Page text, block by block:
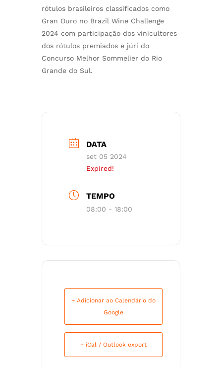
rótulos brasileiros classificados como
Gran Ouro no Brazil Wine Challenge
2024 com participação dos vinicultores
dos rótulos premiados e júri do
Concurso Melhor Sommelier do Rio
Grande do Sul.
DATA
set 05 2024
Expired!
TEMPO
08:00 - 18:00
+ Adicionar ao Calendário do
Google
+ iCal / Outlook export